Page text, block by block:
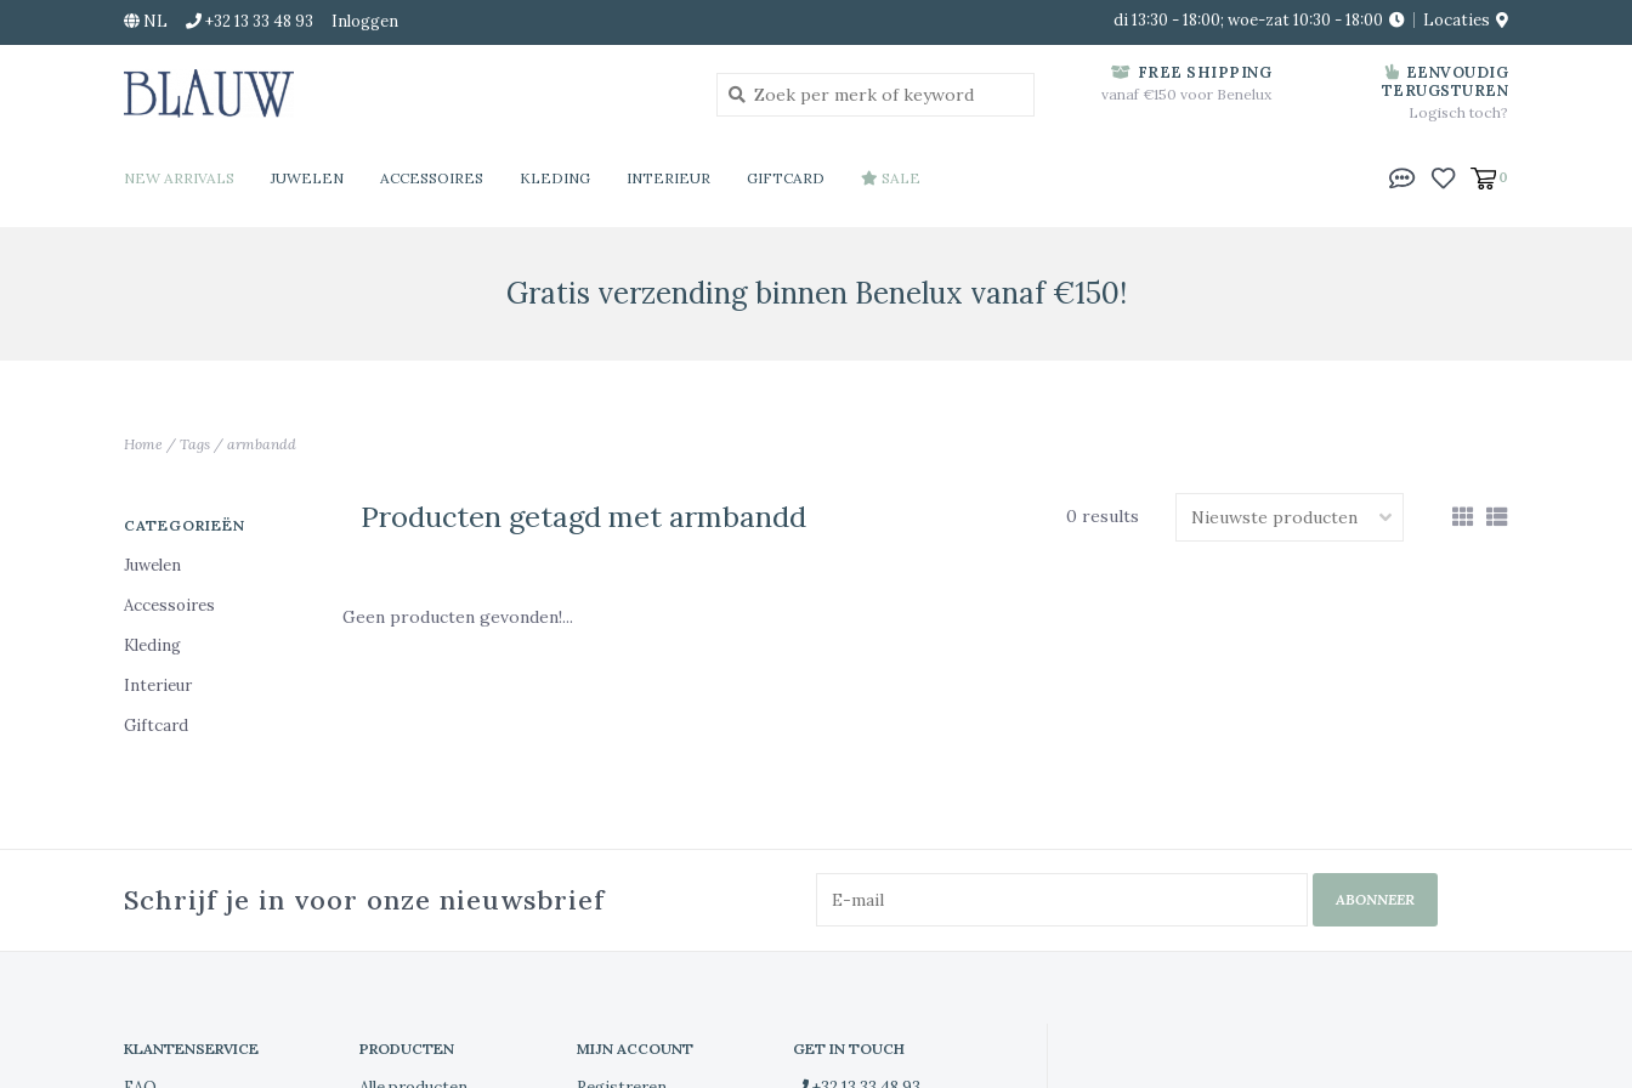
NL +32 13 33 48 93 Inloggen di 13:30 - 18:00; woe-zat 10:30 - 18:00 Locaties
FREE SHIPPING
vanaf €150 voor Benelux
EENVOUDIG
TERUGSTUREN
Logisch toch?
NEW ARRIVALS JUWELEN ACCESSOIRES KLEDING INTERIEUR GIFTCARD SALE 0
Gratis verzending binnen Benelux vanaf €150!
Home / Tags / armbandd
CATEGORIEËN
Juwelen
Accessoires
Kleding
Interieur
Giftcard
Producten getagd met armbandd 0 results
Geen producten gevonden!...
Schrijf je in voor onze nieuwsbrief ABONNEER
KLANTENSERVICE PRODUCTEN MIJN ACCOUNT GET IN TOUCH